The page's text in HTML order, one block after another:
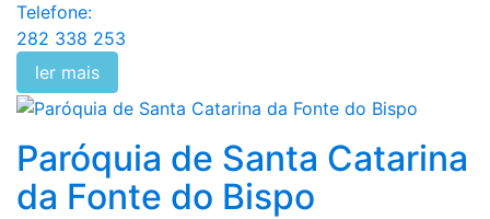
Telefone:
282 338 253
ler mais
Paróquia de Santa Catarina
da Fonte do Bispo